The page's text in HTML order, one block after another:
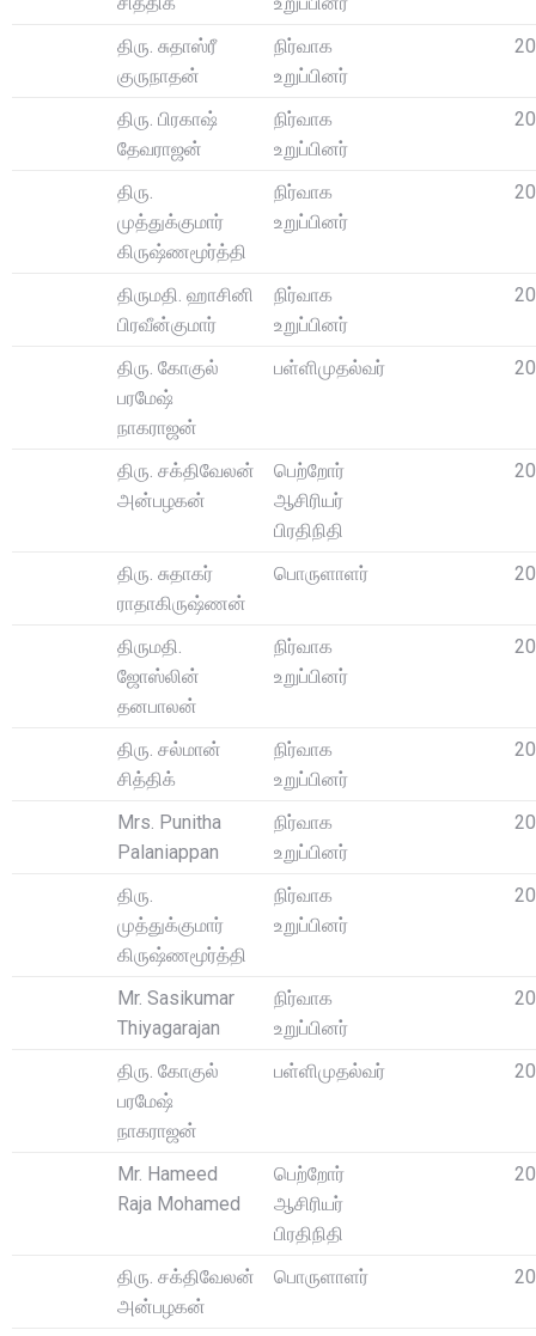
திரு. சுதாஸ்ரீ
குருநாதன்
நிர்வாக
உறுப்பினர்
திரு. பிரகாஷ்
தேவராஜன்
நிர்வாக
உறுப்பினர்
திரு.
முத்துக்குமார்
கிருஷ்ணமூர்த்தி
நிர்வாக
உறுப்பினர்
திருமதி. ஹாசினி
பிரவீன்குமார்
நிர்வாக
உறுப்பினர்
திரு. கோகுல்
பரமேஷ்
நாகராஜன்
பள்ளிமுதல்வர்
திரு. சக்திவேலன்
அன்பழகன்
பெற்றோர்
ஆசிரியர்
பிரதிநிதி
திரு. சுதாகர்
ராதாகிருஷ்ணன்
பொருளாளர்
திருமதி.
ஜோஸ்லின்
தனபாலன்
நிர்வாக
உறுப்பினர்
திரு. சல்மான்
சித்திக்
நிர்வாக
உறுப்பினர்
Mrs. Punitha
Palaniappan
நிர்வாக
உறுப்பினர்
திரு.
முத்துக்குமார்
கிருஷ்ணமூர்த்தி
நிர்வாக
உறுப்பினர்
Mr. Sasikumar
Thiyagarajan
நிர்வாக
உறுப்பினர்
திரு. கோகுல்
பரமேஷ்
நாகராஜன்
பள்ளிமுதல்வர்
Mr. Hameed
Raja Mohamed
பெற்றோர்
ஆசிரியர்
பிரதிநிதி
திரு. சக்திவேலன்
அன்பழகன்
பொருளாளர்